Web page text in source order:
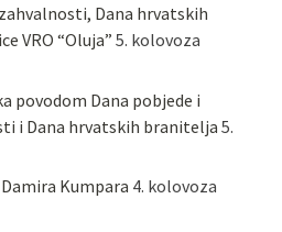
Dana hrvatskih
VRO “Oluja” 5. kolovoza
povodom Dana pobjede i
i Dana hrvatskih branitelja 5.
Kumpara 4. kolovoza